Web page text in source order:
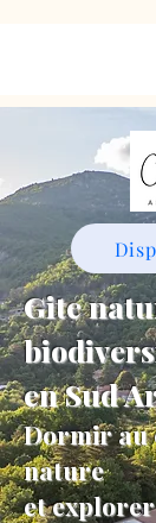
Gite
en Sud
Dormir au
nature
et explorer